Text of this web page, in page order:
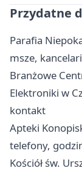
Przydatne
Parafia
msze,
Branżowe
Elektroniki w
kontakt
Apteki
telefony,
Kościół św.